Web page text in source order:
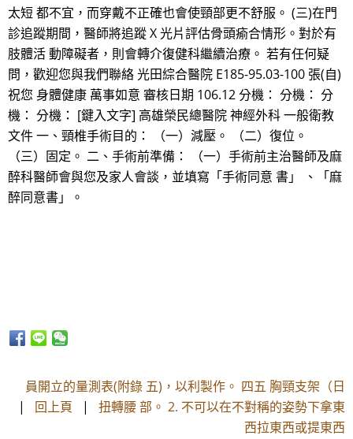
太短 都不宜，而穿戴不正確也會使頸部更不舒服。 (三)在門
診追蹤期間，醫師將追蹤 X 光片評估骨頭瘉合情形。對於有
肢體活 動障礙者，則會轉介復健科繼續治療。 若有任何疑
問，歡迎您與我們聯絡 光田綜合醫院 E185-95.03-100 張(自)
祝您 身體健康 萬事如意 審核日期 106.12 分機： 分機： 分
機： 分機： [鍵入文字] 高雄榮民總醫院 神經外科 一般衛教
文件 一、頸椎手術目的： （一）減壓。 （二）復位。
（三）固定。 二、手術前準備： （一）手術前主治醫師及麻
醉科醫師會與您及家人會談，並填寫「手術同意 書」 、「麻
醉同意書」。
員開立的量測表(附錄 五)，以利製作。 四五 胸頸支架（日
| 回上頁 | 扭轉腰 部。 2. 不可以在不對稱的姿勢下拿東
西拉東西或提東西